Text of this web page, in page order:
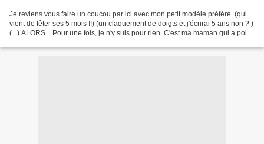
Je reviens vous faire un coucou par ici avec mon petit modèle préféré. (qui
vient de fêter ses 5 mois !!) (un claquement de doigts et j'écrirai 5 ans non ? )
(...) ALORS... Pour une fois, je n'y suis pour rien. C'est ma maman qui a point